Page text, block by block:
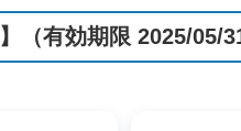
】（有効期限 2025/05/31